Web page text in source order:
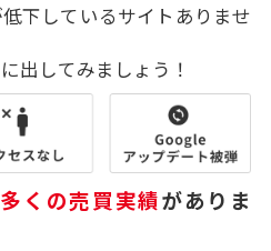
下しているサイトありませ
出してみましょう！
多くの売買実績がありま